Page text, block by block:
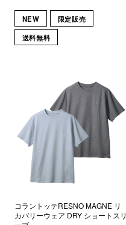
NEW
限定販売
送料無料
コラントッテRESNO MAGNE リ
カバリーウェア DRY ショートスリ